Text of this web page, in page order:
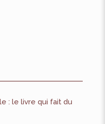
: le livre qui fait du